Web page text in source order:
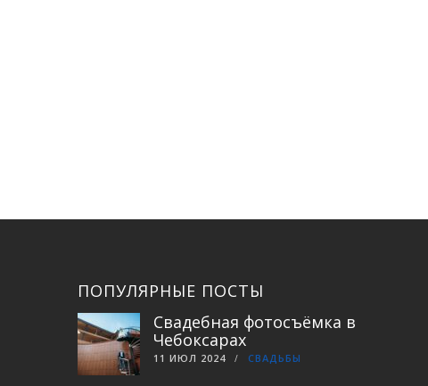
ПОПУЛЯРНЫЕ ПОСТЫ
Свадебная фотосъёмка в
Чебоксарах
11 ИЮЛ 2024 СВАДЬБЫ